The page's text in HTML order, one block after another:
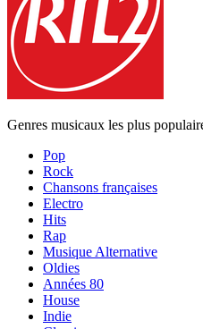
Genres musicaux les plus
Pop
Rock
Chansons françaises
Electro
Hits
Rap
Musique Alternative
Oldies
Années 80
House
Indie